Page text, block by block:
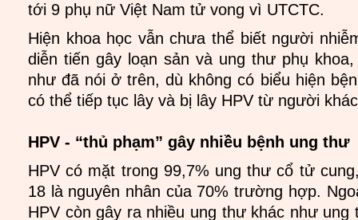
tới 9 phụ nữ Việt Nam tử vong vì UTCTC.
Hiện khoa học vẫn chưa thể biết người
diễn tiến gây loạn sản và ung thư phụ
như đã nói ở trên, dù không có biểu hiện
có thể tiếp tục lây và bị lây HPV từ người
HPV - “thủ phạm” gây nhiều bệnh ung thư
HPV có mặt trong 99,7% ung thư cổ tử
18 là nguyên nhân của 70% trường hợp.
HPV còn gây ra nhiều ung thư khác như